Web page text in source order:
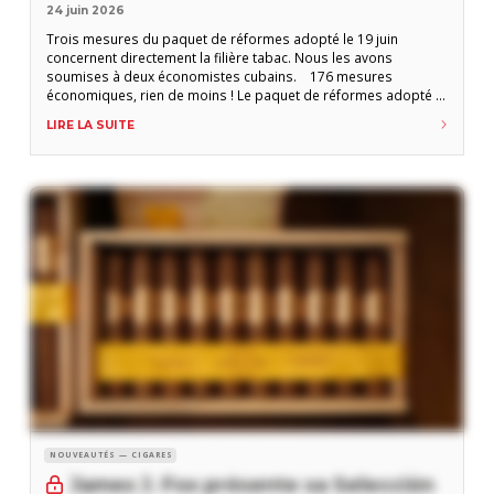
24 juin 2026
Trois mesures du paquet de réformes adopté le 19 juin
concernent directement la filière tabac. Nous les avons
soumises à deux économistes cubains. 176 mesures
économiques, rien de moins ! Le paquet de réformes adopté le
par le régime lui-même comme le tournant le plus significatif
depuis les lineamientos de
LIRE LA SUITE
NOUVEAUTÉS — CIGARES
James J. Fox présente sa Selección